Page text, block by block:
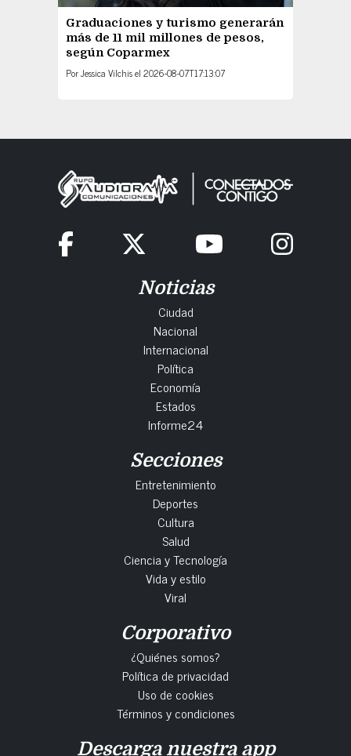
Graduaciones y turismo generarán
más de 11 mil millones de pesos,
según Coparmex
PorJessica Vilchisel 2026-08-07T17:13:07
Noticias
Ciudad
Nacional
Internacional
Política
Economía
Estados
Informe24
Secciones
Entretenimiento
Deportes
Cultura
Salud
Ciencia y Tecnología
Vida y estilo
Viral
Corporativo
¿Quiénes somos?
Política de privacidad
Uso de cookies
Términos y condiciones
Descarga nuestra app